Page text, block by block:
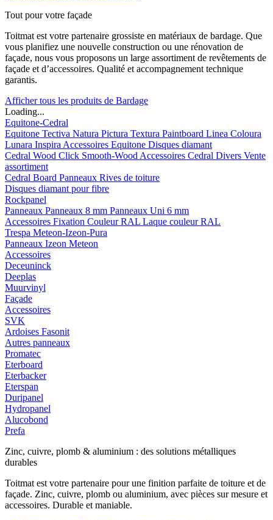
Tout pour votre façade
Toitmat est votre partenaire grossiste en matériaux de bardage. Que
vous planifiez une nouvelle construction ou une rénovation de
façade, nous vous proposons un large assortiment de revêtements de
façade et d’accessoires. Qualité et accompagnement technique
garantis.
Afficher tous les produits de Bardage
Loading...
Equitone-Cedral
Equitone Tectiva Natura Pictura Textura Paintboard Linea Coloura
Lunara Inspira Accessoires Equitone Disques diamant
Cedral Wood Click Smooth-Wood Accessoires Cedral Divers Vente
assortiment
Cedral Board Panneaux Rives de toiture
Disques diamant pour fibre
Rockpanel
Panneaux Panneaux 8 mm Panneaux Uni 6 mm
Accessoires Fixation Couleur RAL Laque couleur RAL
Trespa Meteon-Izeon-Pura
Panneaux Izeon Meteon
Accessoires
Deceuninck
Deeplas
Muurvinyl
Façade
Accessoires
SVK
Ardoises Fasonit
Autres panneaux
Promatec
Eterboard
Eterbacker
Eterspan
Duripanel
Hydropanel
Alucobond
Prefa
Zinc, cuivre, plomb & aluminium : des solutions métalliques
durables
Toitmat est votre partenaire pour une finition parfaite de toiture et de
façade. Zinc, cuivre, plomb ou aluminium, avec pièces sur mesure et
accessoires. Durable et maniable.